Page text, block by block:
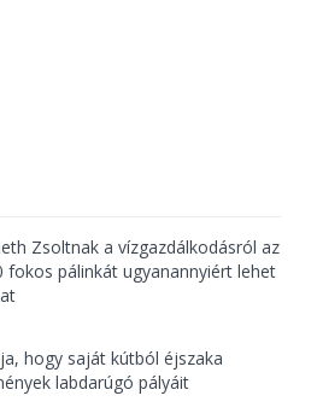
Zsoltnak a vízgazdálkodásról az
pálinkát ugyanannyiért lehet
hogy saját kútból éjszaka
labdarúgó pályáit